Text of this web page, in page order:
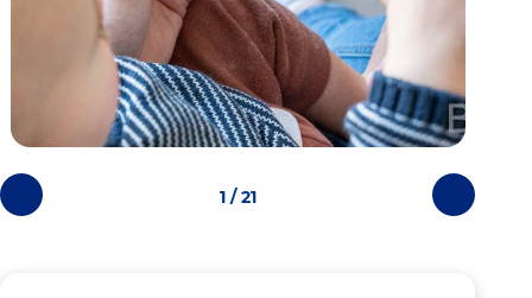
Photos
précédentes
Photos
suivantes
1 / 21